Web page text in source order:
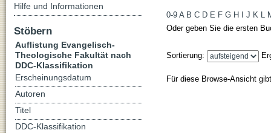
0-9 A B C D E F G H J K L
Oder geben Sie die ersten
Sortierung:
Für diese Browse-Ansicht
Hilfe und Informationen
Stöbern
Auflistung Evangelisch-
Theologische Fakultät nach
DDC-Klassifikation
Erscheinungsdatum
Autoren
Titel
DDC-Klassifikation